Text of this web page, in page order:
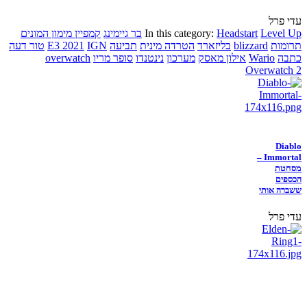
עדי פרל
In this category: Headstart Level Up בר גיימינג קמפיין מימון המונים
תרומות blizzard בליזארד הטרדה מינית תביעה E3 2021 IGN
טור דעה
כתבה Wario אילון מאסק מערכון נינטנדו סופר מריו overwatch
Overwatch 2
Diablo
Immortal –
מסחטת
הכספים
ששברה אותי
עדי פרל